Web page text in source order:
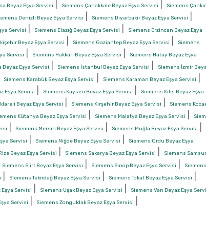
Beyaz Eşya Servisi Siemens Çanakkale Beyaz Eşya Servisi
Siemens
Denizli Beyaz Eşya Servisi Siemens Diyarbakır Beyaz Eşya Servisi
Servisi Siemens Elazığ Beyaz Eşya Servisi
Siemens Erzincan Beyaz Eşya
Beyaz Eşya Servisi Siemens Gaziantep Beyaz Eşya Servisi
Siemens
Servisi Siemens Hakkâri Beyaz Eşya Servisi
Siemens Hatay Beyaz Eşya
Beyaz Eşya Servisi Siemens İstanbul Beyaz Eşya Servisi
Siemens İzmir
Siemens Karabük Beyaz Eşya Servisi Siemens Karaman Beyaz Eşya Servisi
Eşya Servisi Siemens Kayseri Beyaz Eşya Servisi
Siemens Kilis Beyaz Eşya
Beyaz Eşya Servisi Siemens Kırşehir Beyaz Eşya Servisi
Siemens
Kütahya Beyaz Eşya Servisi Siemens Malatya Beyaz Eşya Servisi
Siemens Mersin Beyaz Eşya Servisi Siemens Muğla Beyaz Eşya Servisi
Servisi Siemens Niğde Beyaz Eşya Servisi
Siemens Ordu Beyaz Eşya
Beyaz Eşya Servisi Siemens Sakarya Beyaz Eşya Servisi
Siemens
Siemens Siirt Beyaz Eşya Servisi Siemens Sinop Beyaz Eşya Servisi
Siemens
Siemens Tekirdağ Beyaz Eşya Servisi Siemens Tokat Beyaz Eşya Servisi
Eşya Servisi Siemens Uşak Beyaz Eşya Servisi Siemens Van Beyaz Eşya
Servisi Siemens Zonguldak Beyaz Eşya Servisi